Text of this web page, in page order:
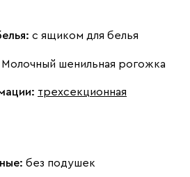
с ящиком для белья
шенильная рогожка
трехсекционная
без подушек